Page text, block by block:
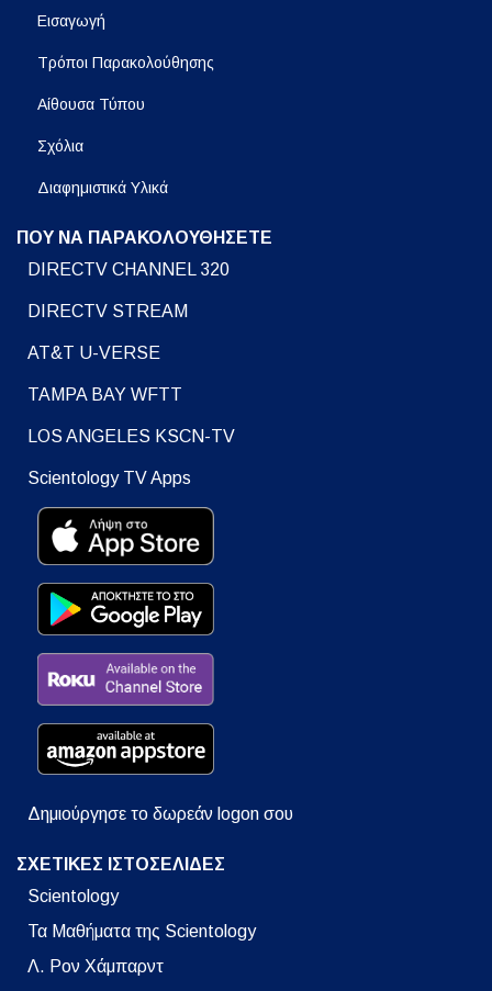
Εισαγωγή
Τρόποι Παρακολούθησης
Αίθουσα Τύπου
Σχόλια
Διαφημιστικά Υλικά
ΠΟΥ ΝΑ ΠΑΡΑΚΟΛΟΥΘΗΣΕΤΕ
DIRECTV CHANNEL 320
DIRECTV STREAM
AT&T U-VERSE
TAMPA BAY WFTT
LOS ANGELES KSCN-TV
Scientology TV Apps
Δημιούργησε το δωρεάν logon σου
ΣΧΕΤΙΚΕΣ ΙΣΤΟΣΕΛΙΔΕΣ
Scientology
Τα Μαθήματα της Scientology
Λ. Ρον Χάμπαρντ